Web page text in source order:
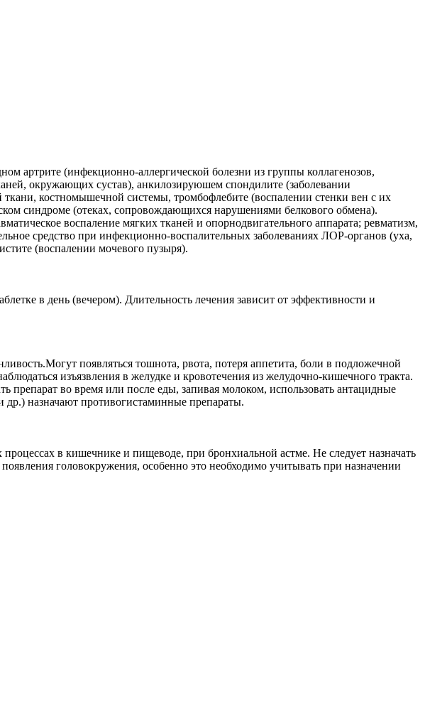
артрите (инфекционно-аллергической болезни из группы коллагенозов,
окружающих сустав), анкилозируюшем спондилите (заболевании
ткани, костномышечной системы, тромбофлебите (воспалении стенки вен с их
синдроме (отеках, сопровождающихся нарушениями белкового обмена).
воспаление мягких тканей и опорнодвигательного аппарата; ревматизм,
средство при инфекционно-воспалительных заболеваниях ЛОР-органов (уха,
(воспалении мочевого пузыря).
в день (вечером). Длительность лечения зависит от эффективности и
появляться тошнота, рвота, потеря аппетита, боли в подложечной
изъязвления в желудке и кровотечения из желудочно-кишечного тракта.
во время или после еды, запивая молоком, использовать антацидные
назначают противогистаминные препараты.
в кишечнике и пищеводе, при бронхиальной астме. Не следует назначать
головокружения, особенно это необходимо учитывать при назначении